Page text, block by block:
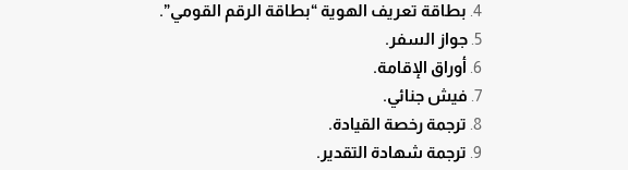
بطاقة تعريف الهوية “بطاقة الرقم القومي”.
جواز السفر.
أوراق الإقامة.
فيش جنائي.
ترجمة رخصة القيادة.
ترجمة شهادة التقدير.